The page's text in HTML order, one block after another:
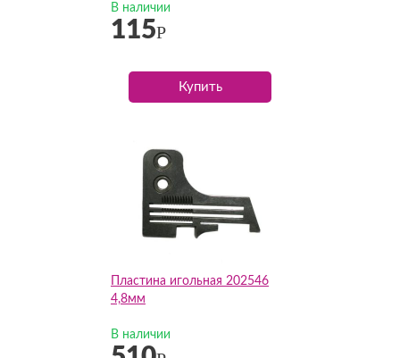
В наличии
115Р
Купить
Пластина игольная 202546
4,8мм
В наличии